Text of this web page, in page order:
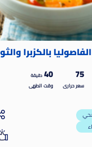
بالكزبرا
75
سعر حرارى
40 دقيقة
وقت الطهى